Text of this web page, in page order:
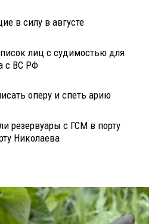
в силу в августе
лиц с судимостью для
с ВС РФ
оперу и спеть арию
резервуары с ГСМ в порту
Николаева